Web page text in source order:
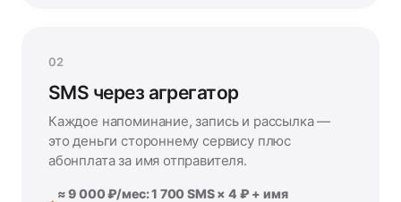
02
SMS через агрегатор
Каждое напоминание, запись и рассылка —
это деньги стороннему сервису плюс
абонплата за имя отправителя.
≈ 9 000 ₽/мес: 1 700 SMS × 4 ₽ + имя